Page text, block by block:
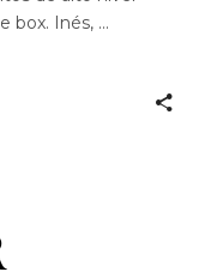
box. Inés,